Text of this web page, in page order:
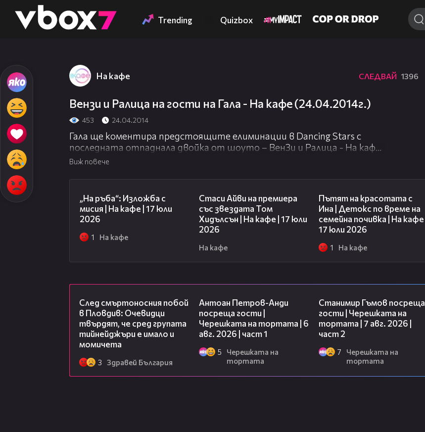
👾 Trending Quizbox
На кафе СЛЕДВАЙ 1396
Вензи и Ралица на гости на Гала - На кафе (24.04.2014г.)
453 24.04.2014
Гала ще коментира предстоящите елиминации в Dancing Stars с
последната отпаднала двойка от шоуто – ВенЗи и Ралица - На кафе
24.04.2014 г.
Виж повече
„На ръба“: Изложба с
мисия | На кафе | 17 юли
2026
1 На кафе
Стаси Айви на премиера
със звездата Том
Хидълсън | На кафе | 17 юли
2026
На кафе
Пътят на красотата с
Ина | Детокс по време на
семейна почивка | На кафе |
17 юли 2026
1 На кафе
След смъртоносния побой
в Пловдив: Очевидци
твърдят, че сред групата
тийнейджъри е имало и
момичета
3 Здравей България
Антоан Петров-Анди
посреща гости |
Черешката на тортата | 6
авг. 2026 | част 1
5
Черешката на
тортата
Станимир Гъмов посреща
гости | Черешката на
тортата | 7 авг. 2026 |
част 2
7
Черешката на
тортата